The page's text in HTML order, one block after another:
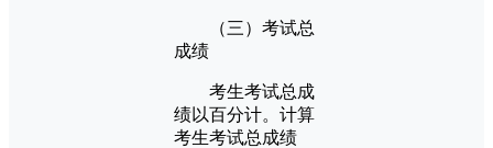
（三）考试总
成绩
考生考试总成
绩以百分计。计算
考生考试总成绩